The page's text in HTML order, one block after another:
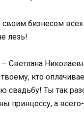
бизнесом
лезь!
Светлана
кто
свадьбу! Ты так
принцессу, а всего-